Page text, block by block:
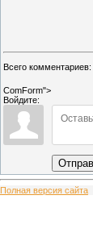
Всего комментариев:
ComForm">
Войдите:
Полная версия сайта